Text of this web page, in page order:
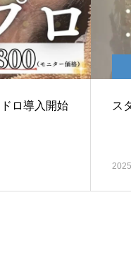
ロ導入開始 ス